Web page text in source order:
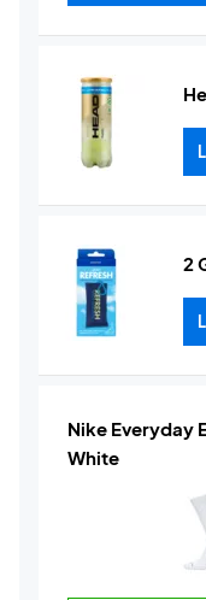
2
Nike Everyday
White